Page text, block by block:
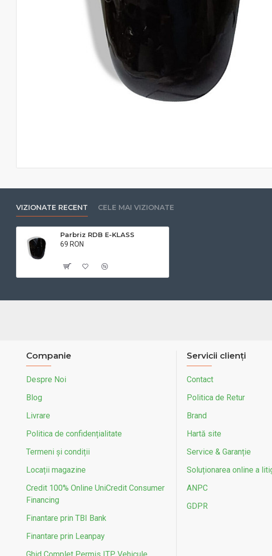
VIZIONATE RECENT CELE MAI VIZIONATE
Parbriz RDB E-KLASS
69 RON
Companie
Despre Noi
Blog
Livrare
Politica de confidențialitate
Termeni și condiții
Locații magazine
Credit 100% Online UniCredit Consumer
Financing
Finantare prin TBI Bank
Finantare prin Leanpay
Servicii clienți
Contact
Politica de Retur
Brand
Hartă site
Service & Garanție
Soluționarea online a
ANPC
GDPR